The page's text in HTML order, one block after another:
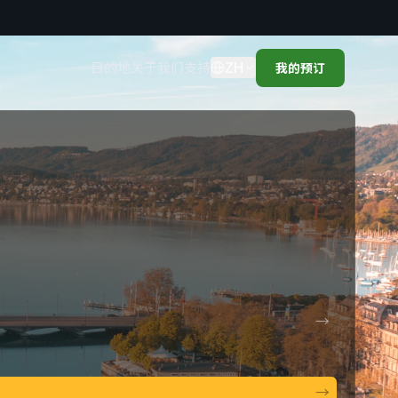
目的地 关于我们 支持 我的预订
→
→